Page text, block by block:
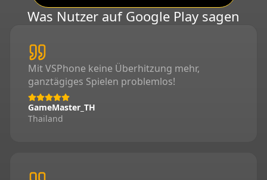
Was Nutzer auf Google Play sagen
Mit VSPhone keine Überhitzung mehr,
ganztägiges Spielen problemlos!
GameMaster_TH
Thailand